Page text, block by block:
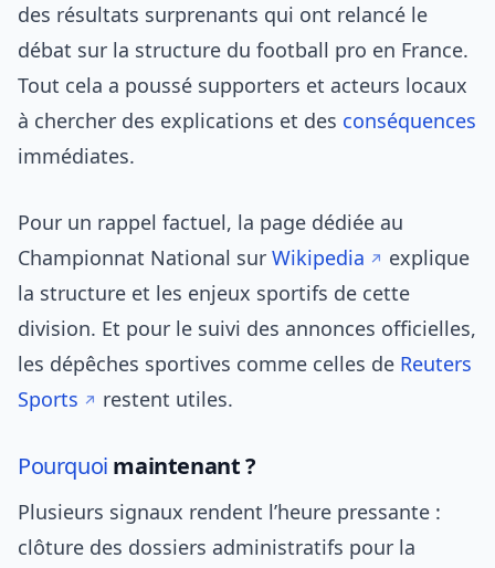
des résultats surprenants qui ont relancé le
débat sur la structure du football pro en France.
Tout cela a poussé supporters et acteurs locaux
à chercher des explications et des conséquences
immédiates.
Pour un rappel factuel, la page dédiée au
Championnat National sur Wikipedia
explique
la structure et les enjeux sportifs de cette
division. Et pour le suivi des annonces officielles,
les dépêches sportives comme celles de Reuters
Sports
restent utiles.
Pourquoi maintenant ?
Plusieurs signaux rendent l’heure pressante :
clôture des dossiers administratifs pour la